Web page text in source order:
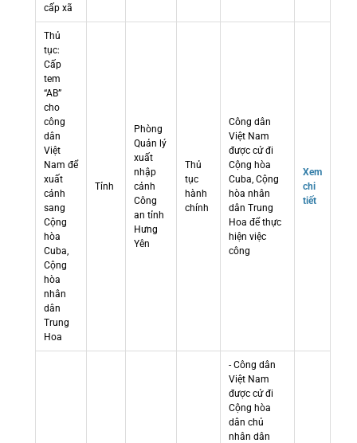
cấp xã
Thủ
tục:
Cấp
tem
“AB”
cho
công
dân
Việt
Nam để
xuất
cảnh
sang
Cộng
hòa
Cuba,
Cộng
hòa
nhân
dân
Trung
Hoa
Tỉnh
Phòng
Quản lý
xuất
nhập
cảnh
Công
an tỉnh
Hưng
Yên
Thủ
tục
hành
chính
Công dân
Việt Nam
được cử đi
Cộng hòa
Cuba, Cộng
hòa nhân
dân Trung
Hoa để thực
hiện việc
công
Xem
chi
tiết
- Công dân
Việt Nam
được cử đi
Cộng hòa
dân chủ
nhân dân